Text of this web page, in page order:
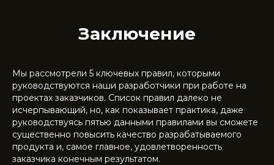
Заключение
Мы рассмотрели 5 ключевых правил, которыми
руководствуются наши разработчики при работе на
проектах заказчиков. Список правил далеко не
исчерпывающий, но, как показывает практика, даже
руководствуясь пятью данными правилами вы сможете
существенно повысить качество разрабатываемого
продукта и, самое главное, удовлетворенность
заказчика конечным результатом.